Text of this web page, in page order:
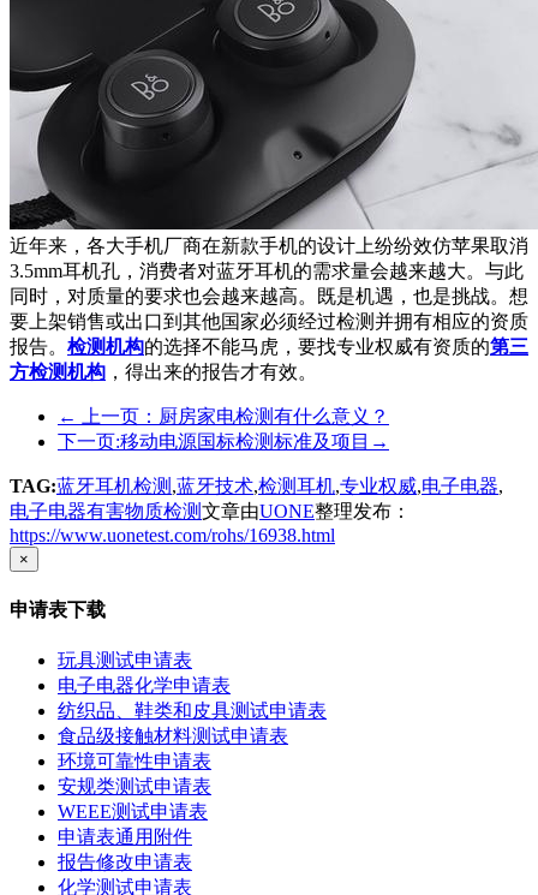
近年来，各大手机厂商在新款手机的设计上纷纷效仿苹果取消
3.5mm耳机孔，消费者对蓝牙耳机的需求量会越来越大。与此
同时，对质量的要求也会越来越高。既是机遇，也是挑战。想
要上架销售或出口到其他国家必须经过检测并拥有相应的资质
报告。 检测机构的选择不能马虎，要找专业权威有资质的第三
方检测机构 ，得出来的报告才有效。
← 上一页：厨房家电检测有什么意义？
下一页:移动电源国标检测标准及项目 →
TAG:蓝牙耳机检测 ,蓝牙技术,检测耳机,专业权威,电子电器,
电子电器有害物质检测文章由UONE整理发布：
https://www.uonetest.com/rohs/16938.html
×
申请表下载
玩具测试申请表
电子电器化学申请表
纺织品、鞋类和皮具测试申请表
食品级接触材料测试申请表
环境可靠性申请表
安规类测试申请表
WEEE测试申请表
申请表通用附件
报告修改申请表
化学测试申请表